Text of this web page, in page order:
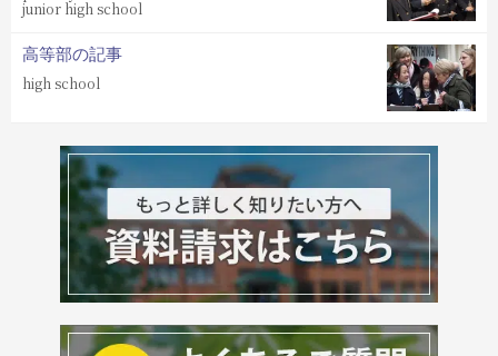
junior high school
高等部の記事
high school